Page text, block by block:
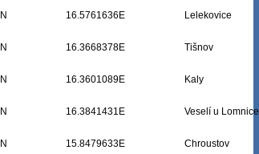
16.5761636E Lelekovice
16.3668378E Tišnov
16.3601089E Kaly
16.3841431E Veselí u Lomnice
15.8479633E Chroustov